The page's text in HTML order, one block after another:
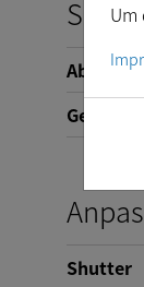
Gewicht
Shutter
Um